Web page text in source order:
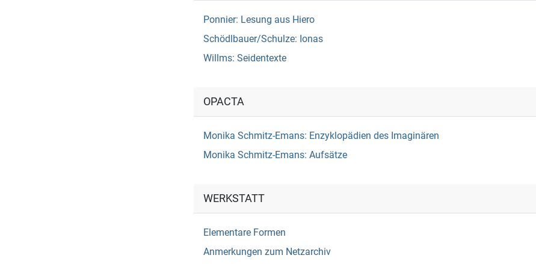
Ponnier: Lesung aus Hiero
Schödlbauer/Schulze: Ionas
Willms: Seidentexte
OPACTA
Monika Schmitz-Emans: Enzyklopädien des Imaginären
Monika Schmitz-Emans: Aufsätze
WERKSTATT
Elementare Formen
Anmerkungen zum Netzarchiv